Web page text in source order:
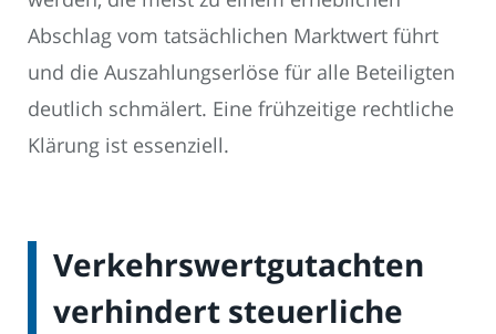
Abschlag vom tatsächlichen Marktwert führt
und die Auszahlungserlöse für alle Beteiligten
deutlich schmälert. Eine frühzeitige rechtliche
Klärung ist essenziell.
Verkehrswertgutachten
verhindert steuerliche